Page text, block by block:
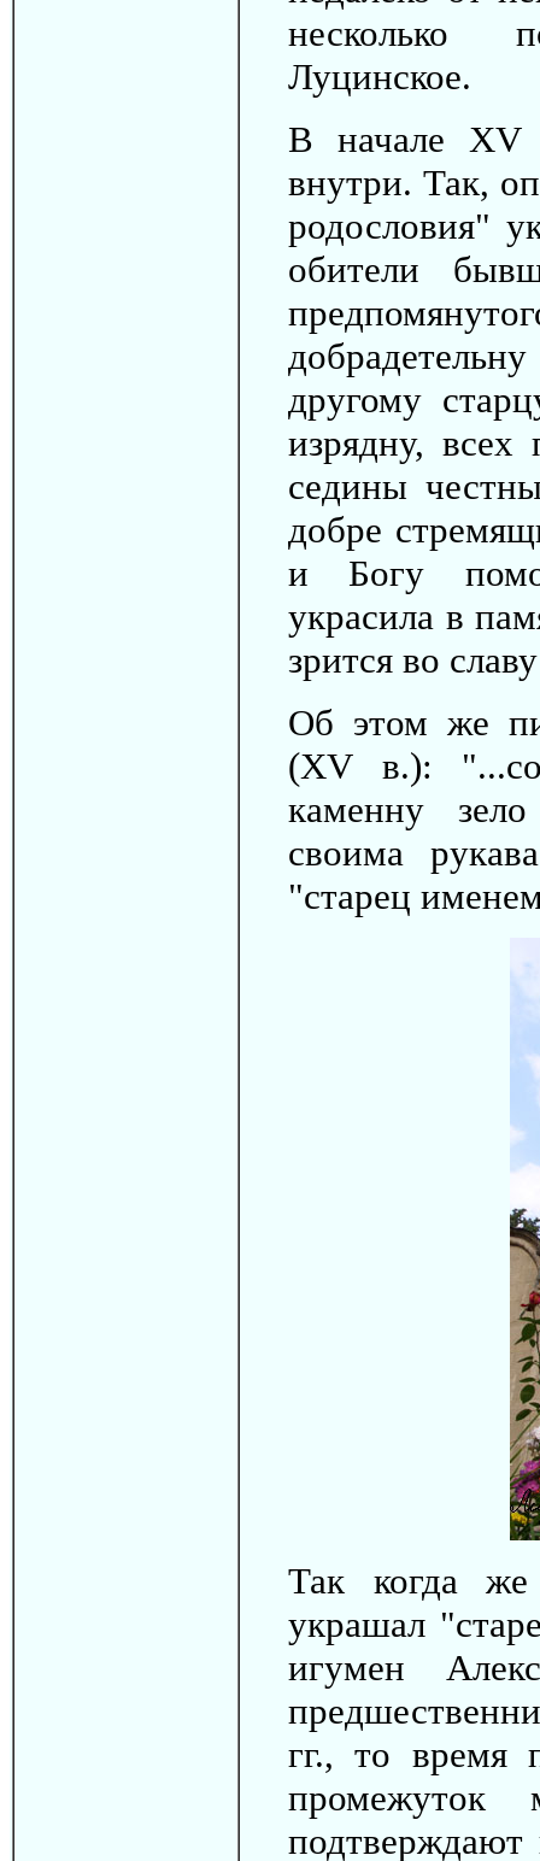
несколько
Луцинское.
В начале XV
внутри. Так,
родословия"
обители
другому
изрядну, всех
седины
добре
и Богу
украсила в
зрится во
Об этом же
(XV в.):
каменну
своима
"старец
Так когда же
украшал
игумен
гг., то время
подтверждают